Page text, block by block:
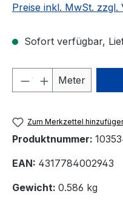
Preise inkl. MwSt. zzgl.
Sofort verfügbar,
ProduktMeter
Zum Merkzettel
Produktnummer:
EAN: 4317784002943
Gewicht: 0.586 kg